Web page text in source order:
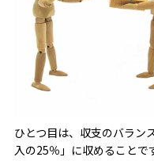
ひとつ目は、収支のバラン
入の25％」に収めること